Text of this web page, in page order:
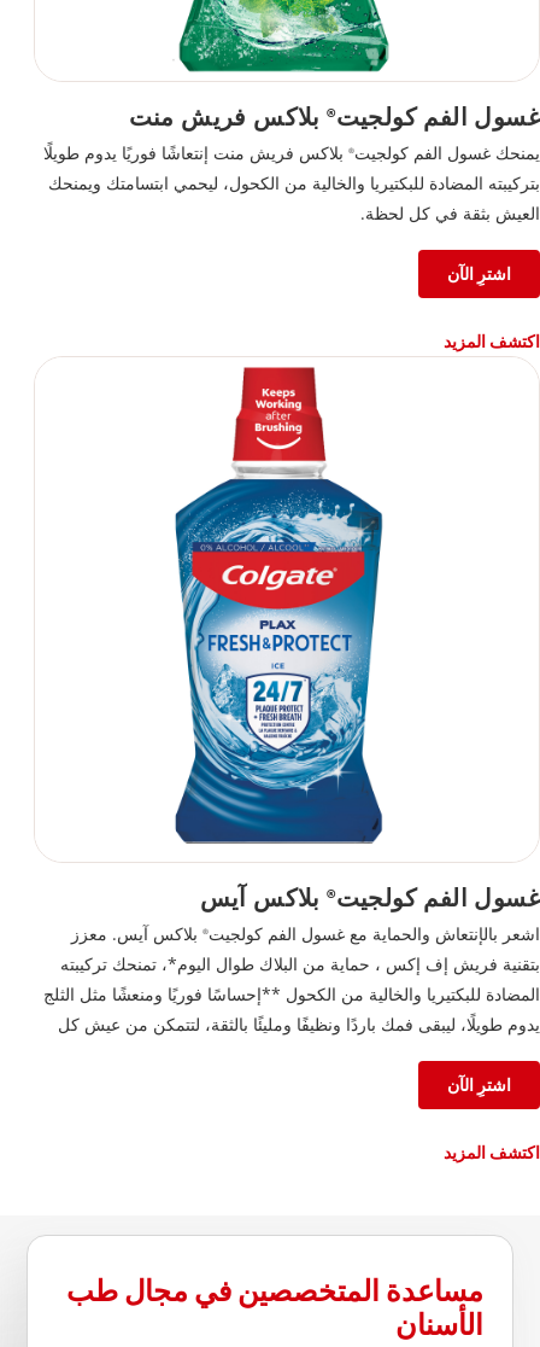
غسول الفم كولجيت®بلاكس فريش منت
يمنحك غسول الفم كولجيت® بلاكس فريش منت إنتعاشًا فوريًا يدوم طويلًا
بتركيبته المضادة للبكتيريا والخالية من الكحول، ليحمي ابتسامتك ويمنحك
العيش بثقة في كل لحظة.
اشترِ الآن
اكتشف المزيد
غسول الفم كولجيت®بلاكس آيس
اشعر بالإنتعاش والحماية مع غسول الفم كولجيت® بلاكس آيس. معزز
بتقنية فريش إف إكس ، حماية من البلاك طوال اليوم*، تمنحك تركيبته
المضادة للبكتيريا والخالية من الكحول **إحساسًا فوريًا ومنعشًا مثل الثلج
يدوم طويلًا، ليبقى فمك باردًا ونظيفًا ومليئًا بالثقة، لتتمكن من عيش كل
اشترِ الآن
اكتشف المزيد
مساعدة المتخصصين في مجال طب
الأسنان